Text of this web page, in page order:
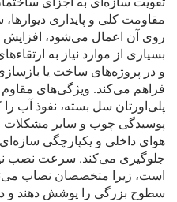
مقاومت کلی و پایداری
روی آن اعمال می‌شود، افزایش
بسیاری از موارد نیاز به
فراهم می‌کند. ویژگی‌های
پلی‌اورتان سل بسته، نفوذ آب
پوسیدگی چوب و سایر مشکلات
هوای داخلی و یکپارچگی
جلوگیری می‌کند. سرعت نصب
است، زیرا متخصصان نصاب
سطوح بزرگی را پوشش دهند و